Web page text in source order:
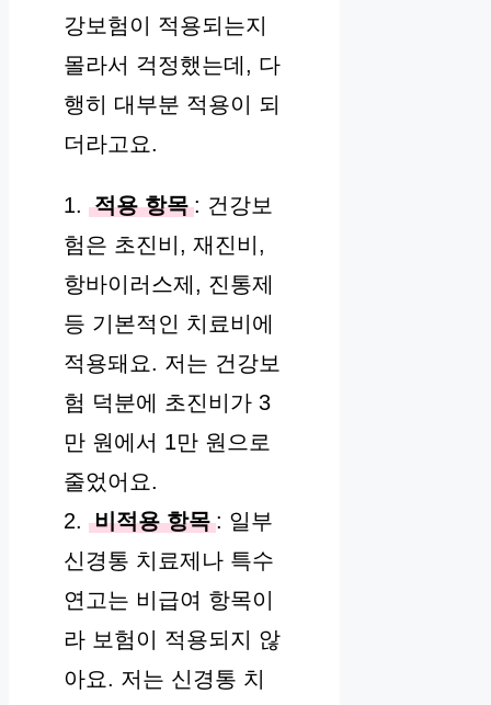
강보험이 적용되는지
몰라서 걱정했는데, 다
행히 대부분 적용이 되
더라고요.
1. 적용 항목 : 건강보
험은 초진비, 재진비,
항바이러스제, 진통제
등 기본적인 치료비에
적용돼요. 저는 건강보
험 덕분에 초진비가 3
만 원에서 1만 원으로
줄었어요.
2. 비적용 항목 : 일부
신경통 치료제나 특수
연고는 비급여 항목이
라 보험이 적용되지 않
아요. 저는 신경통 치